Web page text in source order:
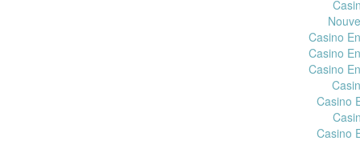
Casino
Casino
Casino
Casino
Casino